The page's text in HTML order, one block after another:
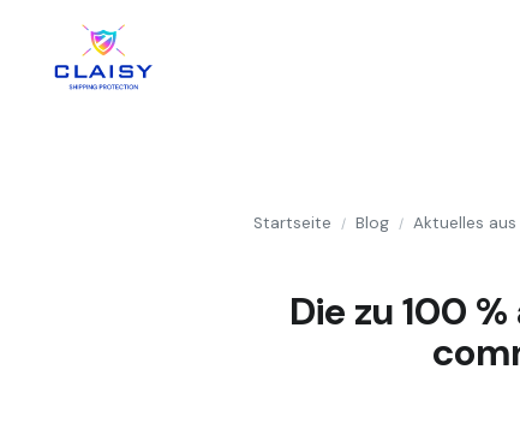
Startseite / Blog / Aktuelles aus
Die zu 100